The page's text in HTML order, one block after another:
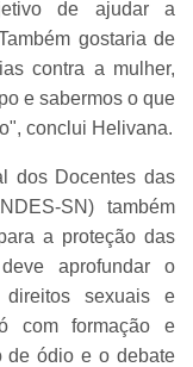
de ajudar a
gostaria de
contra a mulher,
e sabermos o que
conclui Helivana.
dos Docentes das
SN) também
a proteção das
aprofundar o
sexuais e
com formação e
de ódio e o debate